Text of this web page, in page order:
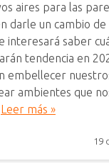
aires para las
darle un cambio
interesará saber
tendencia en
embellecer
ambientes que
Leer más »
19